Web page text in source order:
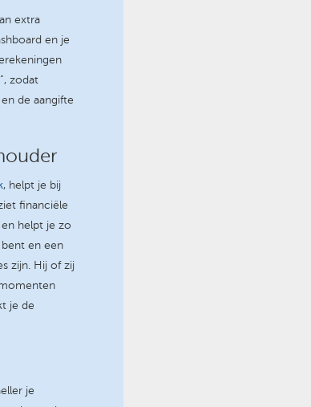
extra
en je
zodat
de aangifte
, helpt je bij
financiële
helpt je zo
en een
zijn. Hij of zij
je de
je